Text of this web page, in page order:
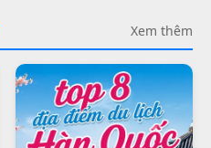
Xem thêm